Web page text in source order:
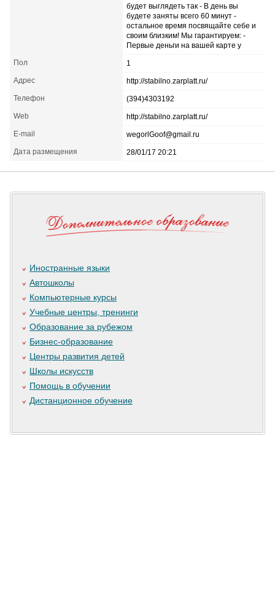
будет выглядеть так - В день вы
будете заняты всего 60 минут -
остальное время посвящайте себе и
своим близким! Мы гарантируем: -
Первые деньги на вашей карте у
Пол
1
Адрес
http://stabilno.zarplatt.ru/
Телефон
(394)4303192
Web
http://stabilno.zarplatt.ru/
E-mail
wegorlGoof@gmail.ru
Дата размещения
28/01/17 20:21
Иностранные языки
Автошколы
Компьютерные курсы
Учебные центры, тренинги
Образование за рубежом
Бизнес-образование
Центры развития детей
Школы искусств
Помощь в обучении
Дистанционное обучение